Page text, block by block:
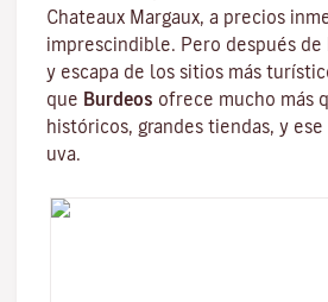
Chateaux Margaux, a precios
imprescindible. Pero después de
y escapa de los sitios más
que Burdeos ofrece mucho más
históricos, grandes tiendas, y
uva.